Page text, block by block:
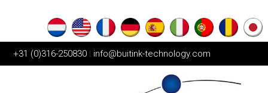
+31 (0)316-250830 | info@buitink-technology.com